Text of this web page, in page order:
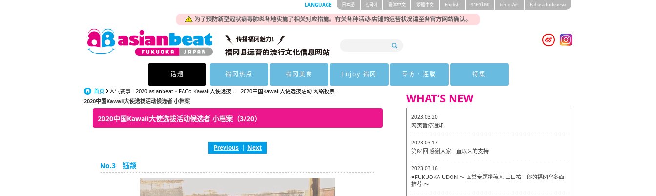
为了预防新型冠状病毒肺炎各地实施了相关对应措施。有关各种活动·店铺的运营状况请至各官方网站确认。
LANGUAGE 日本語 한국어 簡体中文 繁體中文 English ภาษาไทย tiéng Viêt Bahasa Indonesia
话题 福冈热点 福冈美食 Enjoy 福冈 专访 · 连载 特集
首页 人气赛事 2020 asianbeat・FACo Kawaii大使选拔...
2020中国Kawaii大使选拔活动 网络投票
2020中国Kawaii大使选拔活动候选者 小档案
2020中国Kawaii大使选拔活动候选者 小档案（3/20）
Previous | Next
No.3 钰颉
WHAT’S NEW
2023.03.20
网页暂停通知
2023.03.17
第84回 感谢大家一直以来的支持
2023.03.16
♥FUKUOKA UDON ～ 面类专题撰稿人 山田祐一郎的福冈乌冬面
推荐 ～